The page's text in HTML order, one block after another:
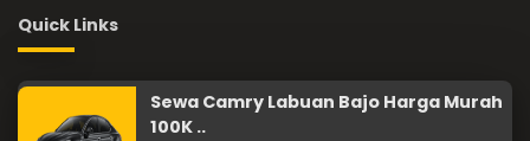
Quick Links
Sewa Camry Labuan Bajo Harga Murah
100K ..